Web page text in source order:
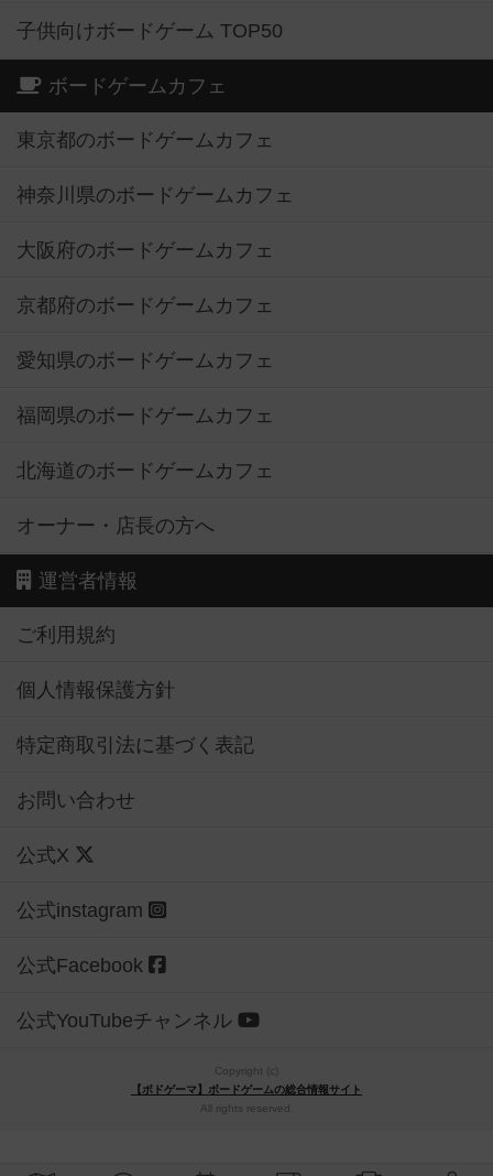
子供向けボードゲーム TOP50
ボードゲームカフェ
東京都のボードゲームカフェ
神奈川県のボードゲームカフェ
大阪府のボードゲームカフェ
京都府のボードゲームカフェ
愛知県のボードゲームカフェ
福岡県のボードゲームカフェ
北海道のボードゲームカフェ
オーナー・店長の方へ
運営者情報
ご利用規約
個人情報保護方針
特定商取引法に基づく表記
お問い合わせ
公式X
公式instagram
公式Facebook
公式YouTubeチャンネル
Copyright (c)
【ボドゲーマ】ボードゲームの総合情報サイト
All rights reserved.